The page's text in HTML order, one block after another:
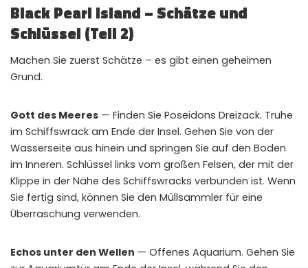
Black Pearl Island – Schätze und
Schlüssel (Teil 2)
Machen Sie zuerst Schätze – es gibt einen geheimen
Grund.
Gott des Meeres — Finden Sie Poseidons Dreizack. Truhe
im Schiffswrack am Ende der Insel. Gehen Sie von der
Wasserseite aus hinein und springen Sie auf den Boden
im Inneren. Schlüssel links vom großen Felsen, der mit der
Klippe in der Nähe des Schiffswracks verbunden ist. Wenn
Sie fertig sind, können Sie den Müllsammler für eine
Überraschung verwenden.
Echos unter den Wellen — Offenes Aquarium. Gehen Sie